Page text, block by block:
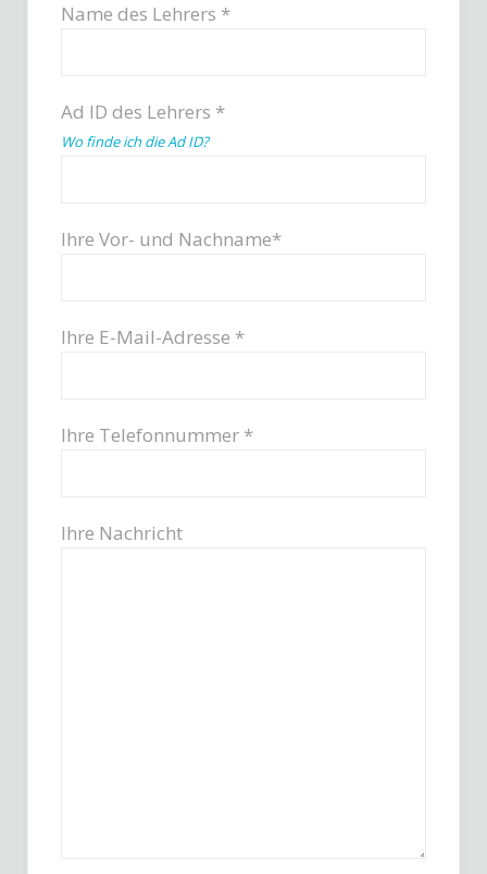
Name des Lehrers *
Ad ID des Lehrers *
Wo finde ich die Ad ID?
Ihre Vor- und Nachname*
Ihre E-Mail-Adresse *
Ihre Telefonnummer *
Ihre Nachricht